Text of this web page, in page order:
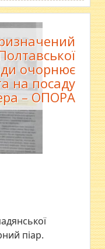
очорнює
на посаду
– ОПОРА
піар.